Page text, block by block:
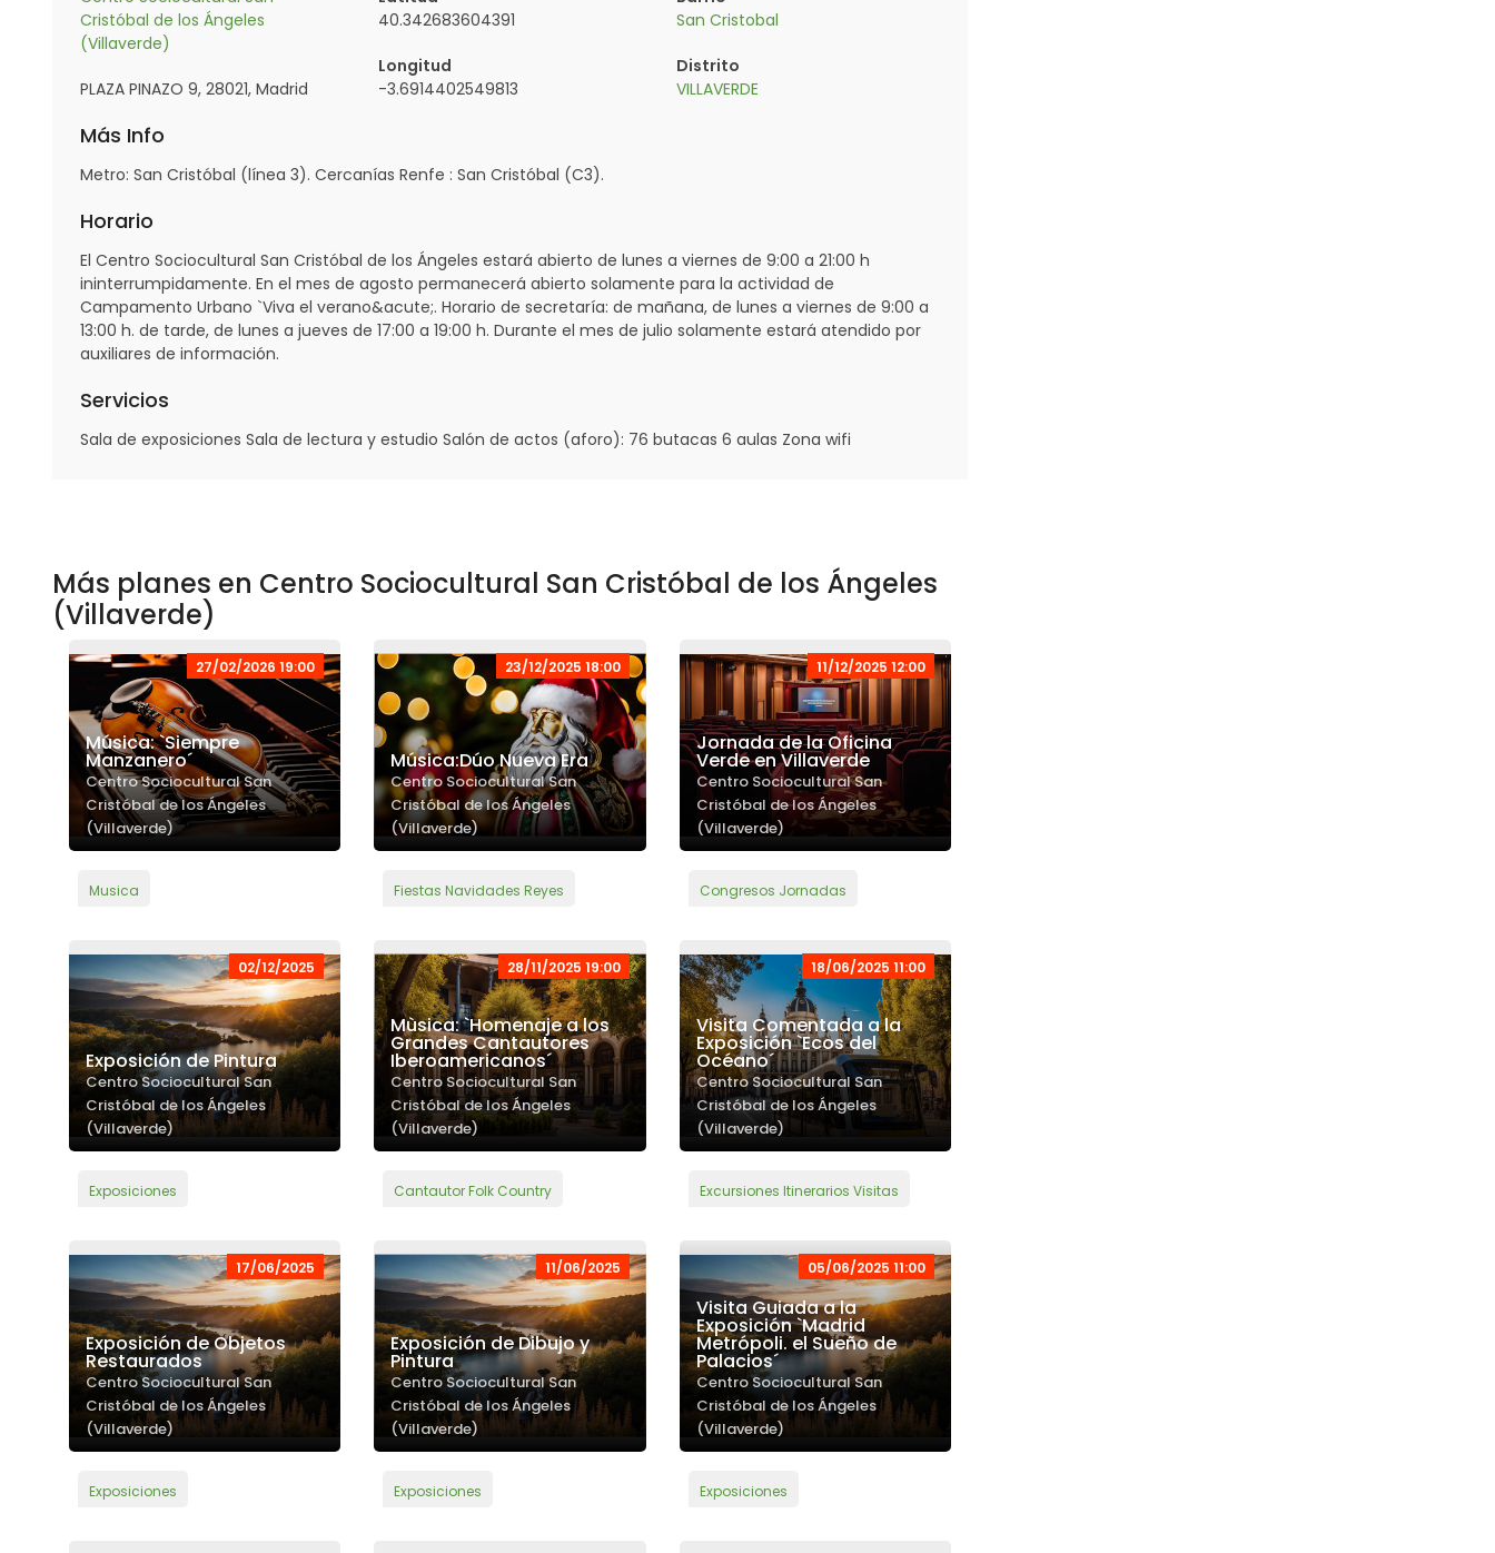
Cristóbal de los Ángeles
(Villaverde)
PLAZA PINAZO 9, 28021, Madrid
40.342683604391
Longitud
-3.6914402549813
San Cristobal
Distrito
VILLAVERDE
Más Info
Metro: San Cristóbal (línea 3). Cercanías Renfe : San Cristóbal (C3).
Horario
El Centro Sociocultural San Cristóbal de los Ángeles estará abierto de lunes a viernes de 9:00 a 21:00 h
ininterrumpidamente. En el mes de agosto permanecerá abierto solamente para la actividad de
Campamento Urbano `Viva el verano&acute;. Horario de secretaría: de mañana, de lunes a viernes de 9:00 a
13:00 h. de tarde, de lunes a jueves de 17:00 a 19:00 h. Durante el mes de julio solamente estará atendido por
auxiliares de información.
Servicios
Sala de exposiciones Sala de lectura y estudio Salón de actos (aforo): 76 butacas 6 aulas Zona wifi
Más planes en Centro Sociocultural San Cristóbal de los Ángeles
(Villaverde)
27/02/2026 19:00
Música: `Siempre
Manzanero´
Centro Sociocultural San
Cristóbal de los Ángeles
(Villaverde)
Musica
23/12/2025 18:00
Música:Dúo Nueva Era
Centro Sociocultural San
Cristóbal de los Ángeles
(Villaverde)
Fiestas Navidades Reyes
11/12/2025 12:00
Jornada de la Oficina
Verde en Villaverde
Centro Sociocultural San
Cristóbal de los Ángeles
(Villaverde)
Congresos Jornadas
02/12/2025
Exposición de Pintura
Centro Sociocultural San
Cristóbal de los Ángeles
(Villaverde)
Exposiciones
28/11/2025 19:00
Mùsica: `Homenaje a los
Grandes Cantautores
Iberoamericanos´
Centro Sociocultural San
Cristóbal de los Ángeles
(Villaverde)
Cantautor Folk Country
18/06/2025 11:00
Visita Comentada a la
Exposición `Ecos del
Océano´
Centro Sociocultural San
Cristóbal de los Ángeles
(Villaverde)
Excursiones Itinerarios Visitas
17/06/2025
Exposición de Objetos
Restaurados
Centro Sociocultural San
Cristóbal de los Ángeles
(Villaverde)
Exposiciones
11/06/2025
Exposición de Dibujo y
Pintura
Centro Sociocultural San
Cristóbal de los Ángeles
(Villaverde)
Exposiciones
05/06/2025 11:00
Visita Guiada a la
Exposición `Madrid
Metrópoli. el Sueño de
Palacios´
Centro Sociocultural San
Cristóbal de los Ángeles
(Villaverde)
Exposiciones